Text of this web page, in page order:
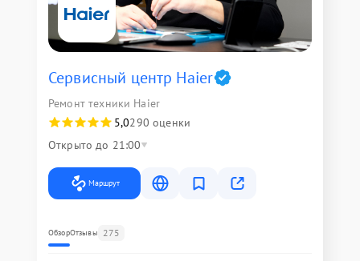
Сервисный центр Haier
Ремонт техники Haier
5,0290 оценки
Открыто до 21:00
Маршрут
ОбзорОтзывы 275